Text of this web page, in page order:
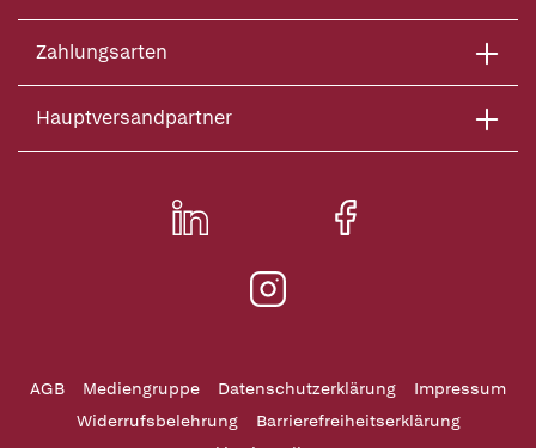
Zahlungsarten
Hauptversandpartner
AGB Mediengruppe Datenschutzerklärung
Impressum
Widerrufsbelehrung
Barrierefreiheitserklärung